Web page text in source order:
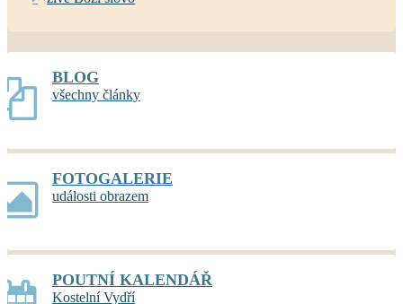
BLOG
všechny články
FOTOGALERIE
události obrazem
POUTNÍ KALENDÁŘ
Kostelní Vydří